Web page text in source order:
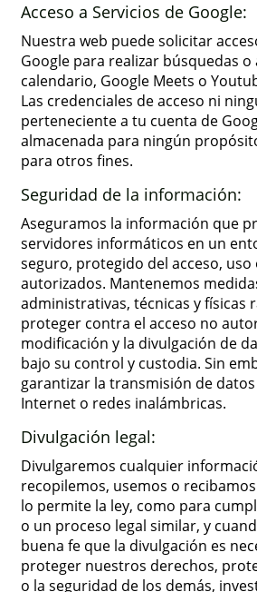
Acceso a Servicios de Google:
Nuestra web puede solicitar
Google para realizar búsquedas o
calendario, Google Meets o
Las credenciales de acceso ni
perteneciente a tu cuenta de
almacenada para ningún
para otros fines.
Seguridad de la información:
Aseguramos la información que
servidores informáticos en un
seguro, protegido del acceso,
autorizados. Mantenemos
administrativas, técnicas y físicas
proteger contra el acceso no
modificación y la divulgación de
bajo su control y custodia. Sin
garantizar la transmisión de
Internet o redes inalámbricas.
Divulgación legal:
Divulgaremos cualquier
recopilemos, usemos o
lo permite la ley, como para
o un proceso legal similar, y
buena fe que la divulgación es
proteger nuestros derechos,
o la seguridad de los demás,